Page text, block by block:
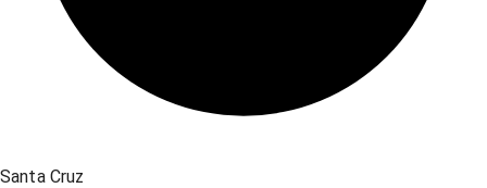
Santa Cruz